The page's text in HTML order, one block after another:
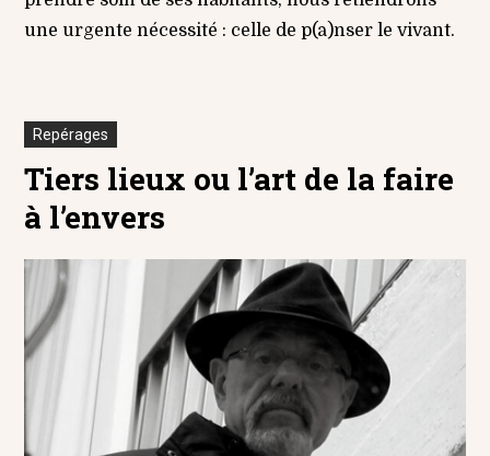
une urgente nécessité : celle de p(a)nser le vivant.
Repérages
Tiers lieux ou l’art de la faire
à l’envers